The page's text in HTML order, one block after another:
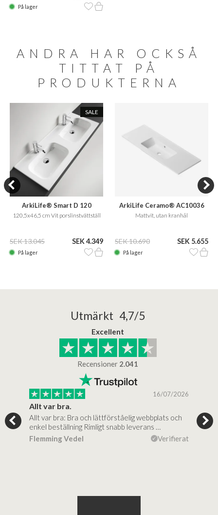
På lager
ANDRA HAR OCKSÅ
TITTAT PÅ
PRODUKTERNA
SALE
ArkiLife® Smart D 120
120,5x46,5 cm Vit porslinstvättställ
SEK 13.045 SEK 4.349
På lager
ArkiLife Ceramo® AC10036
Mattvit, utan kranhål
SEK 10.690 SEK 5.655
På lager
Utmärkt 4,7/5
Excellent
Recensioner 2.041
16/07/2026
Allt var bra.
Allt var bra: Bra och lättförståelig webbplats och
enkel beställning Rimligt snabb leverans …
Flemming Vedel
Verifierat
Jag